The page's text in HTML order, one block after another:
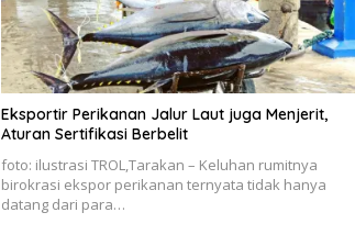
Eksportir Perikanan Jalur Laut juga Menjerit,
Aturan Sertifikasi Berbelit
foto: ilustrasi TROL,Tarakan – Keluhan rumitnya
birokrasi ekspor perikanan ternyata tidak hanya
datang dari para…